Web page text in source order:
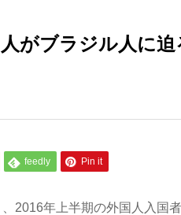
がブラジル人に迫
feedly Pin it
2016年上半期の外国人入国